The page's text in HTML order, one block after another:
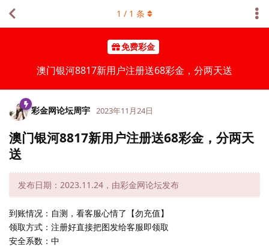
免费彩金
澳门银河8817新用户注册送68彩金，分两天送
1 / 1 条
彩金网论坛周宇 2023年11月24日
澳门银河8817新用户注册送68彩金，分两天
送
发布日期：2023.11.24，由彩金网论坛发布
到账情况：自测，看客服心情了【勿充值】
领取方式：注册好直接把图发给客服即领取
安全系数：中